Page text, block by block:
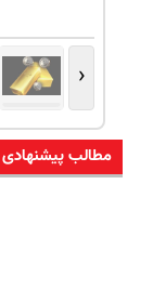
‹
مطالب پیشنهادی